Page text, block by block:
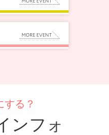
する？
ンフォ